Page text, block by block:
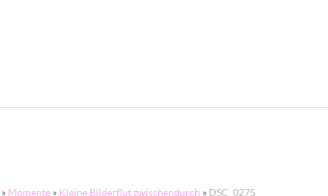
» Momente » Kleine Bilderflut zwischendurch » DSC_0275